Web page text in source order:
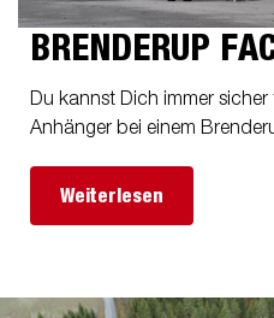
BRENDERUP
Du kannst Dich immer
Anhänger bei einem
Weiterlesen